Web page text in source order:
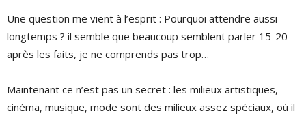
Une question me vient à l’esprit : Pourquoi attendre aussi
longtemps ? il semble que beaucoup semblent parler 15-20
après les faits, je ne comprends pas trop…
Maintenant ce n’est pas un secret : les milieux artistiques,
cinéma, musique, mode sont des milieux assez spéciaux, où il